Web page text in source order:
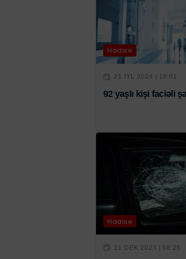
Hadisə
21 IYL 2024 | 19:01
92 yaşlı kişi faciəli
Hadisə
21 DEK 2023 | 08:25